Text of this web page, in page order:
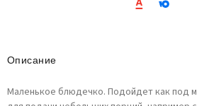
Описание
Маленькое блюдечко. Подойдет как под